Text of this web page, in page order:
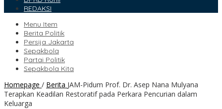
REDAKSI
Menu Item
Berita Politik
Persija Jakarta
Sepakbola
Partai Politik
Sepakbola Kita
Homepage / Berita JAM-Pidum Prof. Dr. Asep Nana Mulyana
Terapkan Keadilan Restoratif pada Perkara Pencurian dalam
Keluarga